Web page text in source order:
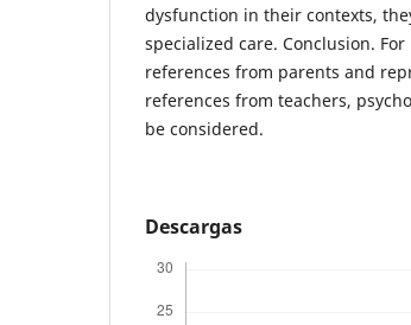
dysfunction in their contexts,
specialized care. Conclusion.
references from parents and
references from teachers,
be considered.
Descargas